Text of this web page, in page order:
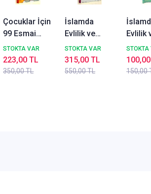
Çocuklar İçin
99 Esmai
Hüsna Allahın
En Güzel
İsimleri
STOKTA VAR
350,00 TL
223,00 TL
İslamda
Evlilik ve
Cinsel Hayat
Nusret Salih
Yüceoğlu
STOKTA VAR
550,00 TL
315,00 TL
Evlilik
Gazali
STOKTA
150,00